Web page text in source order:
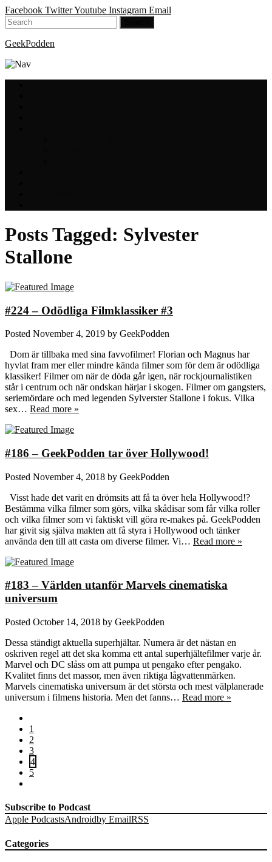
Facebook TwitterYoutube Instagram Email
GeekPodden
Posts Tagged: Sylvester
Stallone
#224 – Odödliga Filmklassiker #3
Posted November 4, 2019 by GeekPodden
Dom är tillbaka med sina favvofilmer! Florian och Magnus har
hyvlat fram mer eller mindre kända filmer som för dem är odödliga
klassiker! Filmer om när de döda går igen, när rockjournalistiken
står i centrum och när ondskan härjar i skogen. Filmer om gangsters,
seriemördare och med legenden Sylverster Stallone i fokus. Vilka
sex… Read more »
#186 – GeekPodden tar över Hollywood!
Posted November 4, 2018 by GeekPodden
Visst hade det varit en drömsits att få ta över hela Hollywood!?
Bestämma vilka filmer som görs, vilka skådisar som får vilka roller
och vilka filmer som vi faktiskt vill göra re-makes på. GeekPodden
har givit sig själva makten att få styra i Hollywood och tänker
använda den till att casta om diverse filmer. Vi… Read more »
#183 – Världen utanför Marvels cinematiska
universum
Posted October 14, 2018 by GeekPodden
Dessa ständigt aktuella superhjältar. Numera är det nästan en
oskriven regel att det ska komma ett antal superhjältefilmer varje år.
Marvel och DC slåss om att pumpa ut pengako efter pengako.
Kvalitet finns det massor, men även riktiga lågvattenmärken.
Marvels cinematiska universum är det största och mest välplanerade
universum i filmens historia. Men det fanns… Read more »
1
2
3
4
5
Subscribe to Podcast
Apple PodcastsAndroidby EmailRSS
Categories